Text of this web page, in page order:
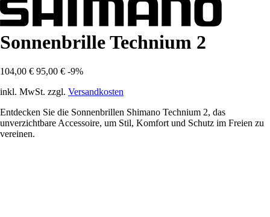
Sonnenbrille Technium 2
104,00 € 95,00 € -9%
inkl. MwSt. zzgl. Versandkosten
Entdecken Sie die Sonnenbrillen Shimano Technium 2, das
unverzichtbare Accessoire, um Stil, Komfort und Schutz im Freien zu
vereinen.